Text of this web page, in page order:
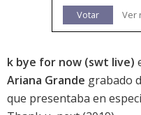
Votar Ver
k bye for now (swt live)
Ariana Grande grabado
que presentaba en